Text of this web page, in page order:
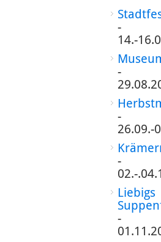
-
14.-
-
-
26.09.-
-
02.-
Liebigs
-